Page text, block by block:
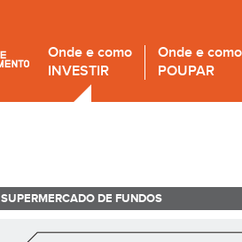
Onde e como
INVESTIR
Onde e como
POUPAR
SUPERMERCADO DE FUNDOS